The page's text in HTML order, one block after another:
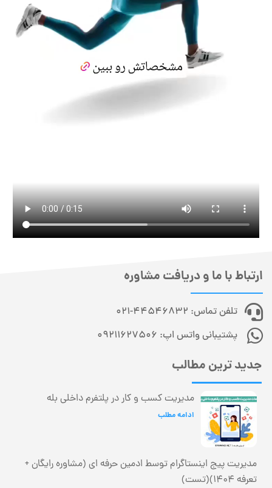
ارتباط با ما و دریافت مشاوره
تلفن تماس: 44546832-021
پشتیبانی واتس اپ: 09211627506
جدید ترین مطالب
مدیریت کسب و کار در پلتفرم داخلی بله
ادامه مطلب
مدیریت پیج اینستاگرام توسط ادمین حرفه ای (مشاوره رایگان +
تعرفه 1404)(تست)